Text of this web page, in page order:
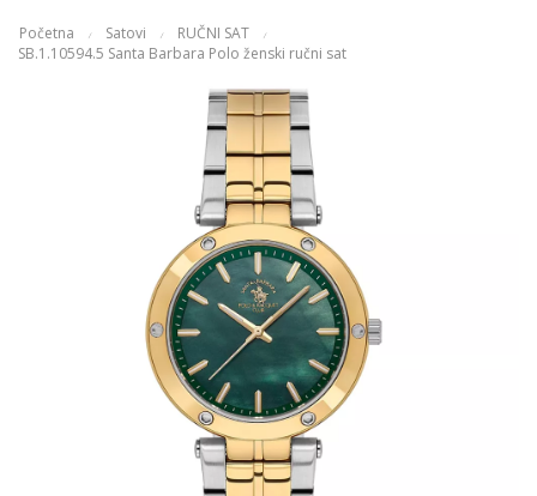
Početna / Satovi / RUČNI SAT /
SB.1.10594.5 Santa Barbara Polo ženski ručni sat